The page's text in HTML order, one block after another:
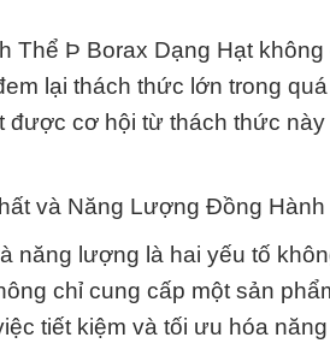
Thể Þ Borax Dạng Hạt
lại thách thức lớn trong
cơ hội từ thách thức
và Năng Lượng Đồng
năng lượng là hai yếu tố
chỉ cung cấp một sản
tiết kiệm và tối ưu hóa